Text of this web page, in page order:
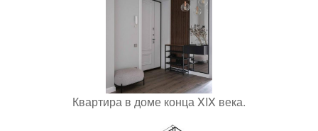
Квартира в доме конца XIX века.